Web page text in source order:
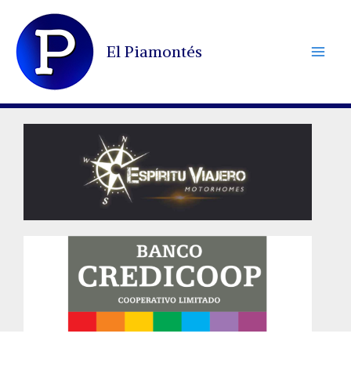
contenido
El Piamontés